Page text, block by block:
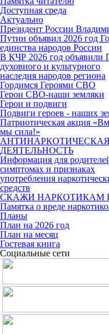
Доступная среда
Актуально
Президент России
Путин объявил 2026 год
единства народов России
В КЧР 2026 год объявили
духовного и культурного
наследия народов региона
Гордимся Героями СВО
Герои СВО-наши земляки
Герои и подвиги
Подвиги героев - наших
Патриотическая акция
мы сила!»
ДЕЯТЕЛЬНОСТЬ
Информация для
симптомах и признаках
употребления
средств
СКАЖИ НАРКОТИКАМ
Памятка о вреде
Планы
План на 2026 год
План на месяц
Гостевая книга
Социальные сети